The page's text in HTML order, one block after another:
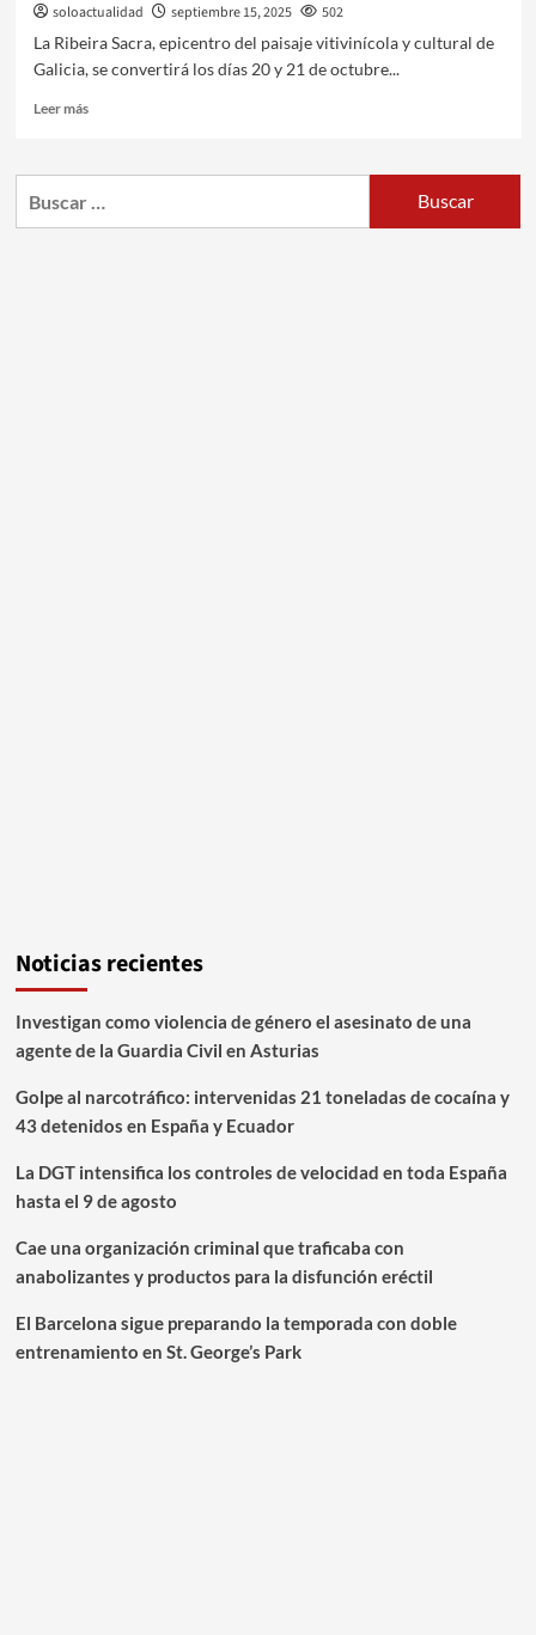
soloactualidad septiembre 15, 2025
502
La Ribeira Sacra, epicentro del paisaje vitivinícola y cultural de
Galicia, se convertirá los días 20 y 21 de octubre...
Leer más
Noticias recientes
Investigan como violencia de género el asesinato de una
agente de la Guardia Civil en Asturias
Golpe al narcotráfico: intervenidas 21 toneladas de cocaína y
43 detenidos en España y Ecuador
La DGT intensifica los controles de velocidad en toda España
hasta el 9 de agosto
Cae una organización criminal que traficaba con
anabolizantes y productos para la disfunción eréctil
El Barcelona sigue preparando la temporada con doble
entrenamiento en St. George’s Park